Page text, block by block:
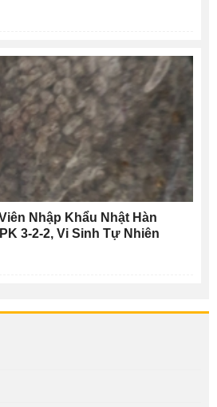
Nhập Khẩu Nhật Hàn
3-2-2, Vi Sinh Tự Nhiên